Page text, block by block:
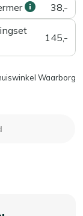
38,-
145,-
Waarborg